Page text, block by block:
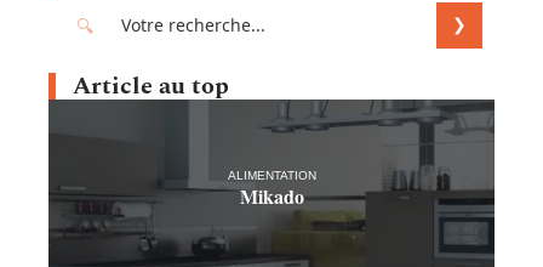
Article au top
ALIMENTATION
Mikado